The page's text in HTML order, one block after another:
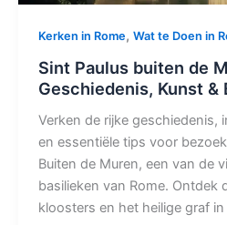
Kerken in Rome, Wat te Doen in
Sint Paulus buiten de
Geschiedenis, Kunst &
Verken de rijke geschiedenis,
en essentiële tips voor
Buiten de Muren, een van de
basilieken van Rome. Ontdek
kloosters en het heilige graf